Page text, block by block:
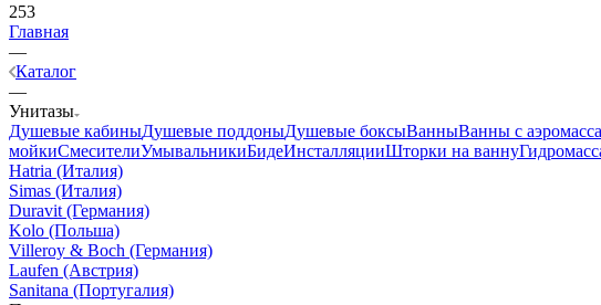
253
Главная
—
Каталог
—
Унитазы
Душевые кабиныДушевые поддоныДушевые боксыВанныВанны с
мойкиСмесителиУмывальникиБидеИнсталляцииШторки на ванну
Hatria (Италия)
Simas (Италия)
Duravit (Германия)
Kolo (Польша)
Villeroy & Boch (Германия)
Laufen (Австрия)
Sanitana (Португалия)